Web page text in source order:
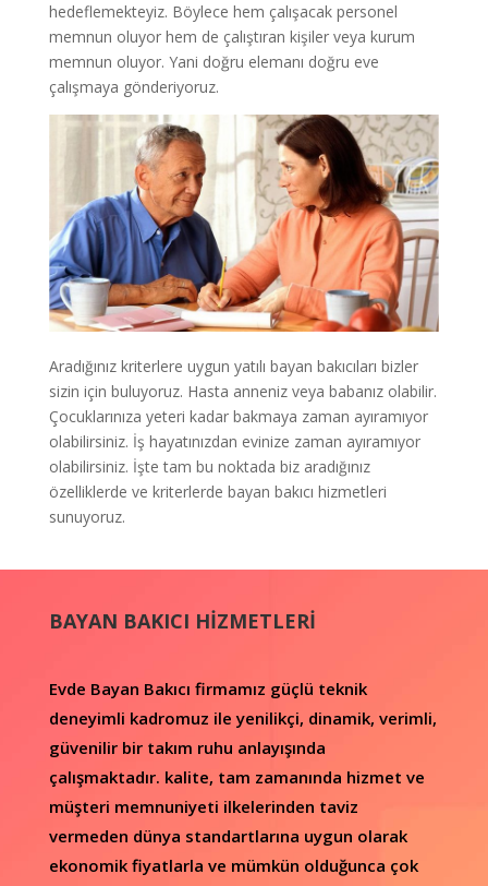
hedeflemekteyiz. Böylece hem çalışacak personel
memnun oluyor hem de çalıştıran kişiler veya kurum
memnun oluyor. Yani doğru elemanı doğru eve
çalışmaya gönderiyoruz.
Aradığınız kriterlere uygun yatılı bayan bakıcıları bizler
sizin için buluyoruz. Hasta anneniz veya babanız olabilir.
Çocuklarınıza yeteri kadar bakmaya zaman ayıramıyor
olabilirsiniz. İş hayatınızdan evinize zaman ayıramıyor
olabilirsiniz. İşte tam bu noktada biz aradığınız
özelliklerde ve kriterlerde bayan bakıcı hizmetleri
sunuyoruz.
BAYAN BAKICI HİZMETLERİ
Evde Bayan Bakıcı firmamız güçlü teknik
deneyimli kadromuz ile yenilikçi, dinamik, verimli,
güvenilir bir takım ruhu anlayışında
çalışmaktadır. kalite, tam zamanında hizmet ve
müşteri memnuniyeti ilkelerinden taviz
vermeden dünya standartlarına uygun olarak
ekonomik fiyatlarla ve mümkün olduğunca çok